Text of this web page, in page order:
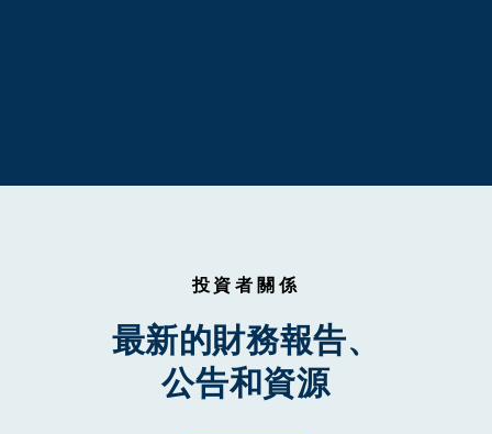
投資者關係
最新的財務報告、
公告和資源